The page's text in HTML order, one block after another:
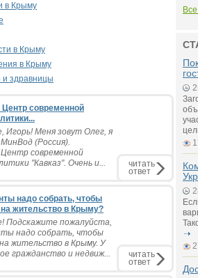
в Крыму
в Крыму
в Крыму
и здравницы
современной
Игорь! Меня зовут Олег, я
(Россия).
современной
"Кавказ". Очень и...
читать
ответ
надо собрать, чтобы
жительство в Крыму?
Подскажите пожалуйста,
надо собрать, чтобы
жительство в Крыму. У
гражданство и недвиж...
читать
ответ